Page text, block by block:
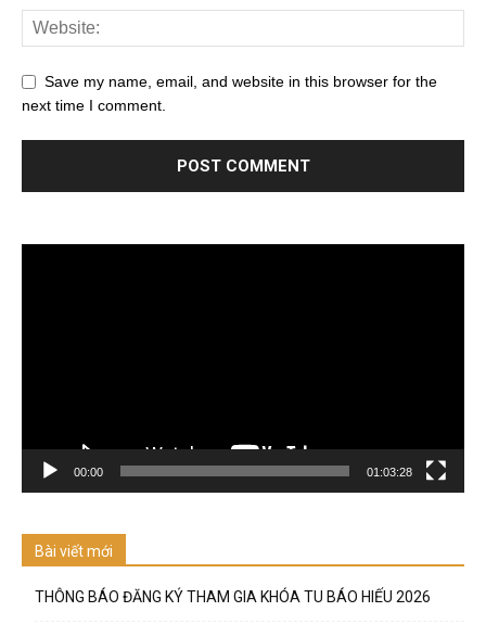
Save my name, email, and website in this browser for the
next time I comment.
00:00 01:03:28
Bài viết mới
THÔNG BÁO ĐĂNG KÝ THAM GIA KHÓA TU BÁO HIẾU 2026